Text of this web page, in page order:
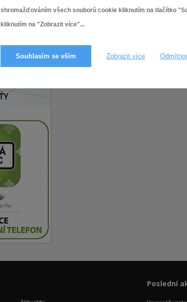
shromažďováním všech souborů cookie kliknutím na tlačítko
kliknutím na "Zobrazit více"...
Souhlasím se vším Zobrazit více
Poslední